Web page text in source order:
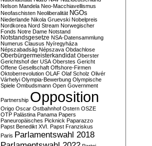
Nelson Mandela Neo-Macchiavellismus
Neofaschisten Neoliberalität NGOs
Niederlande Nikola Gruevski Nobelpreis
Nordkorea Nord Stream Norwegischer
Fonds Notre Dame Notstand
Notstandsgesetze NSA-Datensammlung
Numerus Clausus Nyíregyháza
Népszabadság Népszava Obdachlose
Oberbürgermeisterkandidat Oberster
Gerichtshof der USA Oberstes Gericht
Offene Gesellschaft Offshore-Firmen
Oktoberrevolution OLAF Olaf Scholz Olivér
Várhelyi Olympia-Bewerbung Olympische
Spiele Ombudsmann Open Government
Partnership Opposition
Origo Oscar Ostbahnhof Ostern OSZE
OTP Palästina Panama Papers
Paneuropäisches Picknick Paparazzo
Papst Benedikt XVI. Papst Franziskus
Paris Parlamentswahl 2018